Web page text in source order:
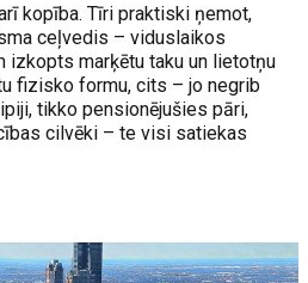
kopība. Tīri praktiski ņemot,
ceļvedis – viduslaikos
marķētu taku un lietotņu
fizisko formu, cits – jo negrib
tikko pensionējušies pāri,
cilvēki – te visi satiekas